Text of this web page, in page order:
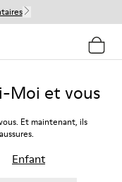
Moi et vous
Et maintenant, ils
Enfant